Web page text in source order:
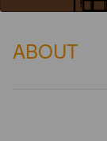
ABOUT